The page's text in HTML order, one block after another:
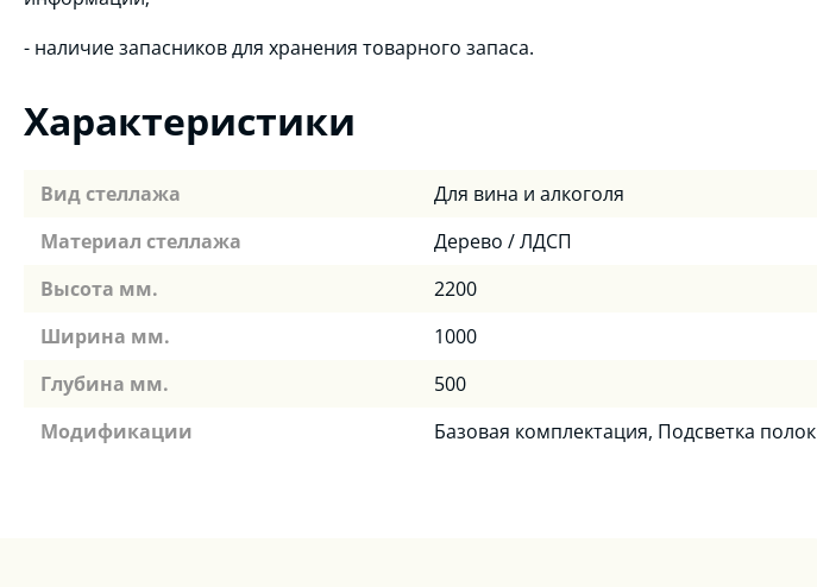
- наличие запасников для хранения товарного запаса.
Характеристики
Вид стеллажа
Для вина и алкоголя
Материал стеллажа
Дерево / ЛДСП
Высота мм.
2200
Ширина мм.
1000
Глубина мм.
500
Модификации
Базовая комплектация, Подсветка полок